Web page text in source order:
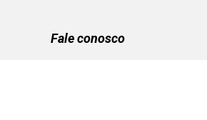
Fale conosco